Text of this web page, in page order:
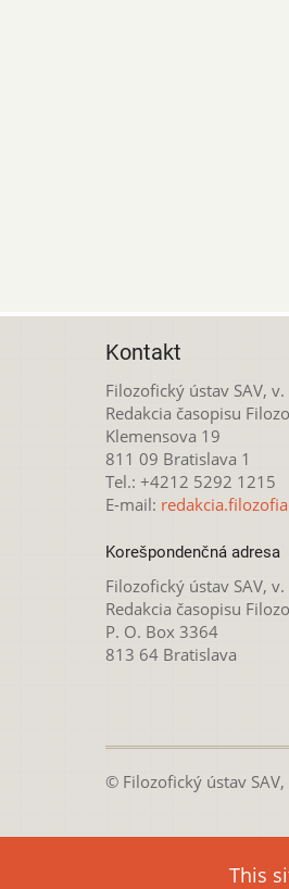
Kontakt
Filozofický ústav SAV, v.
Redakcia časopisu
Klemensova 19
811 09 Bratislava 1
Tel.: +4212 5292 1215
E-mail:
Korešpondenčná adresa
Filozofický ústav SAV, v.
Redakcia časopisu
P. O. Box 3364
813 64 Bratislava
© Filozofický ústav SAV,
This